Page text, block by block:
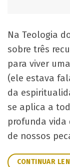
Na Teologia
sobre três
para viver
(ele estava
da
se aplica a
profunda vida
de nossos
CONTINUAR